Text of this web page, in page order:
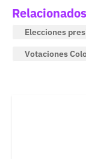
Relacionados
Elecciones
Votaciones